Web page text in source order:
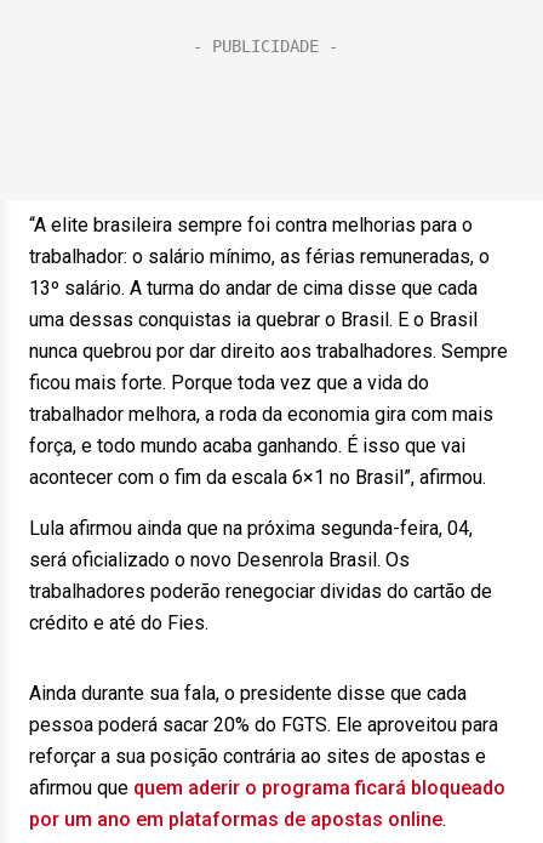
“A elite brasileira sempre foi contra melhorias para o
trabalhador: o salário mínimo, as férias remuneradas, o
13º salário. A turma do andar de cima disse que cada
uma dessas conquistas ia quebrar o Brasil. E o Brasil
nunca quebrou por dar direito aos trabalhadores. Sempre
ficou mais forte. Porque toda vez que a vida do
trabalhador melhora, a roda da economia gira com mais
força, e todo mundo acaba ganhando. É isso que vai
acontecer com o fim da escala 6×1 no Brasil”, afirmou.
Lula afirmou ainda que na próxima segunda-feira, 04,
será oficializado o novo Desenrola Brasil. Os
trabalhadores poderão renegociar dividas do cartão de
crédito e até do Fies.
Ainda durante sua fala, o presidente disse que cada
pessoa poderá sacar 20% do FGTS. Ele aproveitou para
reforçar a sua posição contrária ao sites de apostas e
afirmou que quem aderir o programa ficará bloqueado
por um ano em plataformas de apostas online.